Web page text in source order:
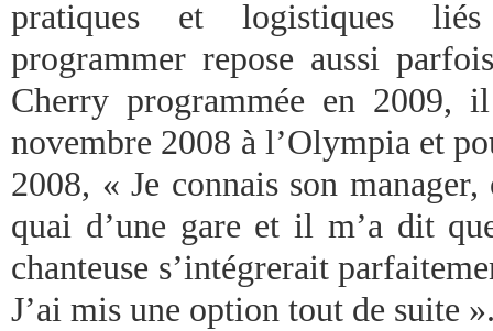
pratiques et logistiques
programmer repose aussi
Cherry programmée en 2009,
novembre 2008 à l’Olympia et
2008, « Je connais son
quai d’une gare et il m’a dit
chanteuse s’intégrerait
J’ai mis une option tout de suite